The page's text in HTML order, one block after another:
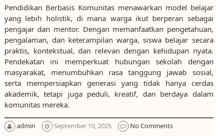
Pendidikan Berbasis Komunitas menawarkan model belajar
yang lebih holistik, di mana warga ikut berperan sebagai
pengajar dan mentor. Dengan memanfaatkan pengetahuan,
pengalaman, dan keterampilan warga, siswa belajar secara
praktis, kontekstual, dan relevan dengan kehidupan nyata.
Pendekatan ini memperkuat hubungan sekolah dengan
masyarakat, menumbuhkan rasa tanggung jawab sosial,
serta mempersiapkan generasi yang tidak hanya cerdas
akademik, tetapi juga peduli, kreatif, dan berdaya dalam
komunitas mereka.
admin September 10, 2025 No Comments